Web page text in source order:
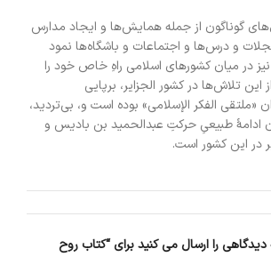
گوناگون از جمله همایش‌ها و ایجاد مدارس
و درس‌ها و اجتماعات و باشگاه‌ها نمود
نیز در میان کشورهای اسلامی راهِ خاص خود را
تلاش‌ها در کشور الجزایر، برپایی
«ملتقی الفکر الإسلامی» بوده است و، بی‌تردید،
ادامهٔ طبیعیِ حرکتِ عبدالحمید بن بادیس و
در این کشور است.
را ارسال می کنید برای “کتاب روح